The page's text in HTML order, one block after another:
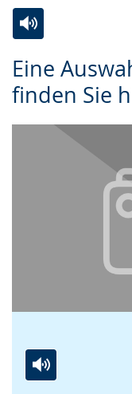
Eine
finden Sie
Leichten
Sprache
Audio-
Unterstützung.
Video
in
Gebärdensprache